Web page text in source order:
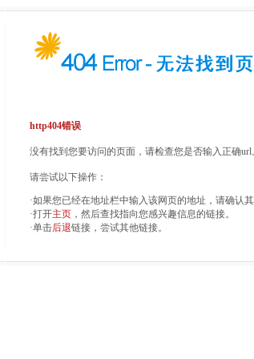
http404错误
没有找到您要访问的页面，请检查您是否输入正确url
请尝试以下操作：
·如果您已经在地址栏中输入该网页的地址，请确认其
·打开主页 ，然后查找指向您感兴趣信息的链接。
·单击后退链接，尝试其他链接。